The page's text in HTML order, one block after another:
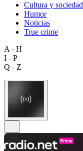
Cultura y sociedad
Humor
Noticias
True crime
A - H
I - P
Q - Z